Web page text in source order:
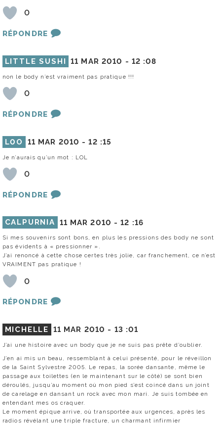
0
RÉPONDRE
LITTLE SUSHI 11 MAR 2010 - 12 :08
non le body n’est vraiment pas pratique !!!
0
RÉPONDRE
L0O 11 MAR 2010 -12 :15
Je n’aurais qu’un mot : LOL
0
RÉPONDRE
CALPURNIA 11 MAR 2010 -12 :16
Si mes souvenirs sont bons, en plus les pressions des body ne sont
pas évidents à « pressionner ».
J’ai renoncé à cette chose certes très jolie, car franchement, ce n’est
VRAIMENT pas pratique !
0
RÉPONDRE
MICHELLE 11 MAR 2010 - 13 :01
J’ai une histoire avec un body que je ne suis pas prête d’oublier.
J’en ai mis un beau, ressemblant à celui présenté, pour le réveillon
de la Saint Sylvestre 2005. Le repas, la sorée dansante, même le
passage aux toilettes (en le maintenant sur le côté) se sont bien
déroulés, jusqu’au moment où mon pied s’est coincé dans un joint
de carelage en dansant un rock avec mon mari. Je suis tombée en
entendant mes os craquer.
Le moment épique arrive, où transportée aux urgences, après les
radios révélant une triple fracture, un charmant infirmier